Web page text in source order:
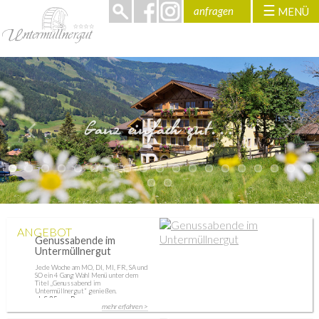
☰ MENÜ
anfragen
Ganz einfach gut...
ANGEBOT
Genussabende im
Untermüllnergut
Jede Woche am MO, DI, MI, FR, SA und
SO ein 4 Gang Wahl Menü unter dem
Titel „Genussabend im
Untermüllnergut“ genießen.
ab € 35 pro Person
mehr erfahren >